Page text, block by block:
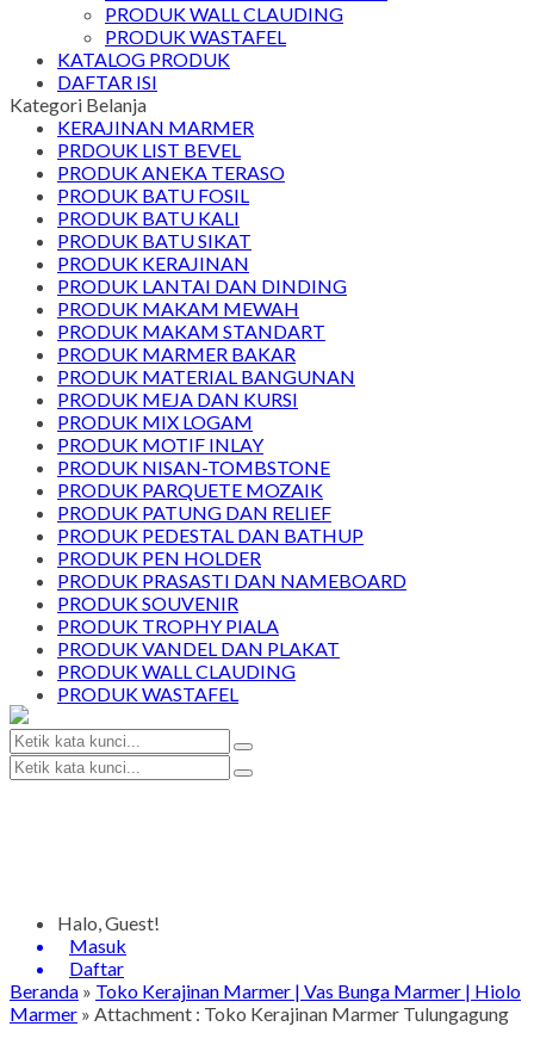
PRODUK WALL CLAUDING
PRODUK WASTAFEL
KATALOG PRODUK
DAFTAR ISI
Kategori Belanja
KERAJINAN MARMER
PRDOUK LIST BEVEL
PRODUK ANEKA TERASO
PRODUK BATU FOSIL
PRODUK BATU KALI
PRODUK BATU SIKAT
PRODUK KERAJINAN
PRODUK LANTAI DAN DINDING
PRODUK MAKAM MEWAH
PRODUK MAKAM STANDART
PRODUK MARMER BAKAR
PRODUK MATERIAL BANGUNAN
PRODUK MEJA DAN KURSI
PRODUK MIX LOGAM
PRODUK MOTIF INLAY
PRODUK NISAN-TOMBSTONE
PRODUK PARQUETE MOZAIK
PRODUK PATUNG DAN RELIEF
PRODUK PEDESTAL DAN BATHUP
PRODUK PEN HOLDER
PRODUK PRASASTI DAN NAMEBOARD
PRODUK SOUVENIR
PRODUK TROPHY PIALA
PRODUK VANDEL DAN PLAKAT
PRODUK WALL CLAUDING
PRODUK WASTAFEL
Halo, Guest!
Masuk
Daftar
Beranda » Toko Kerajinan Marmer | Vas Bunga Marmer | Hiolo
Marmer » Attachment : Toko Kerajinan Marmer Tulungagung